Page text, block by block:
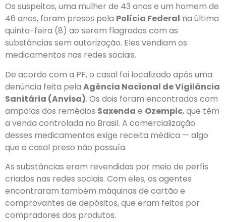
Os suspeitos, uma mulher de 43 anos e um homem de
46 anos, foram presos pela Polícia Federal na última
quinta-feira (8) ao serem flagrados com as
substâncias sem autorização. Eles vendiam os
medicamentos nas redes sociais.
De acordo com a PF, o casal foi localizado após uma
denúncia feita pela Agência Nacional de Vigilância
Sanitária (Anvisa). Os dois foram encontrados com
ampolas dos remédios Saxenda e Ozempic, que têm
a venda controlada no Brasil. A comercialização
desses medicamentos exige receita médica — algo
que o casal preso não possuía.
As substâncias eram revendidas por meio de perfis
criados nas redes sociais. Com eles, os agentes
encontraram também máquinas de cartão e
comprovantes de depósitos, que eram feitos por
compradores dos produtos.